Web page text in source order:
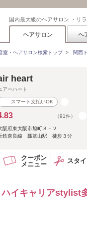
国内最大級のヘアサロン ・リ
ヘアサロン ヘ
室・ヘアサロン検索トップ> 関西
heart
アーハート
スマート支払いOK
（91件）
阪府東大阪市旭町３－２
鉄奈良線 瓢箪山駅 徒歩３分
クーポン
メニュー
スタ
ハイキャリア